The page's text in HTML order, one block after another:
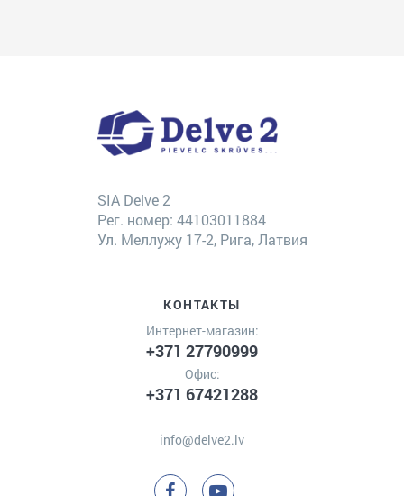
SIA Delve 2
Рег. номер: 44103011884
Ул. Меллужу 17-2, Рига, Латвия
КОНТАКТЫ
Интернет-магазин:
+371 27790999
Офис:
+371 67421288
info@delve2.lv